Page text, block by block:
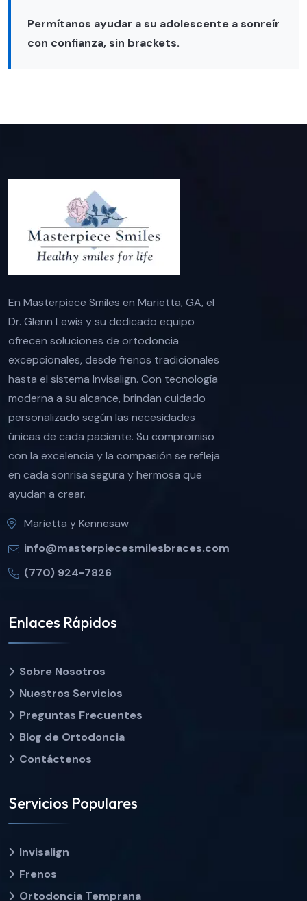
Permítanos ayudar a su adolescente a sonreír
con confianza, sin brackets.
En Masterpiece Smiles en Marietta, GA, el
Dr. Glenn Lewis y su dedicado equipo
ofrecen soluciones de ortodoncia
excepcionales, desde frenos tradicionales
hasta el sistema Invisalign. Con tecnología
moderna a su alcance, brindan cuidado
personalizado según las necesidades
únicas de cada paciente. Su compromiso
con la excelencia y la compasión se refleja
en cada sonrisa segura y hermosa que
ayudan a crear.
Marietta y Kennesaw
info@masterpiecesmilesbraces.com
(770) 924-7826
Enlaces Rápidos
Sobre Nosotros
Nuestros Servicios
Preguntas Frecuentes
Blog de Ortodoncia
Contáctenos
Servicios Populares
Invisalign
Frenos
Ortodoncia Temprana